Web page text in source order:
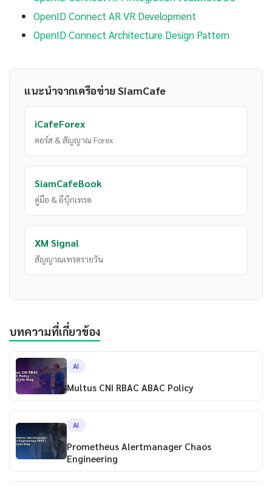
OpenID Connect AR VR Development
OpenID Connect Architecture Design Pattern
แนะนำจากเครือข่าย SiamCafe
iCafeForex
คอร์ส & สัญญาณ Forex
SiamCafeBook
คู่มือ & อีบุ๊กเทรด
XM Signal
สัญญาณเทรดรายวัน
บทความที่เกี่ยวข้อง
AI
Multus CNI RBAC ABAC Policy
AI
Prometheus Alertmanager Chaos
Engineering